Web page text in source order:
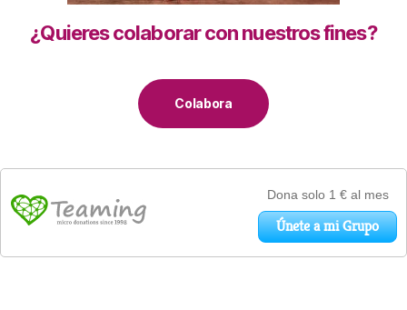
¿Quieres colaborar con nuestros fines?
Colabora